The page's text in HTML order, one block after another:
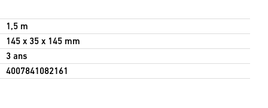
1,5 m
145 x 35 x 145 mm
3 ans
4007841082161